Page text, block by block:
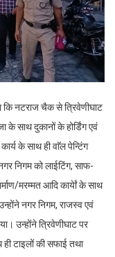
कि नटराज चैक से त्रिवेणीघाट
के साथ दुकानों के होर्डिंग एवं
के साथ ही वाॅल पेन्टिंग
निगम को लाईटिंग, साफ-
मरम्मत आदि कार्येां के साथ
नगर निगम, राजस्व एवं
उन्होंने त्रिवेणीघाट पर
ही टाइलों की सफाई तथा